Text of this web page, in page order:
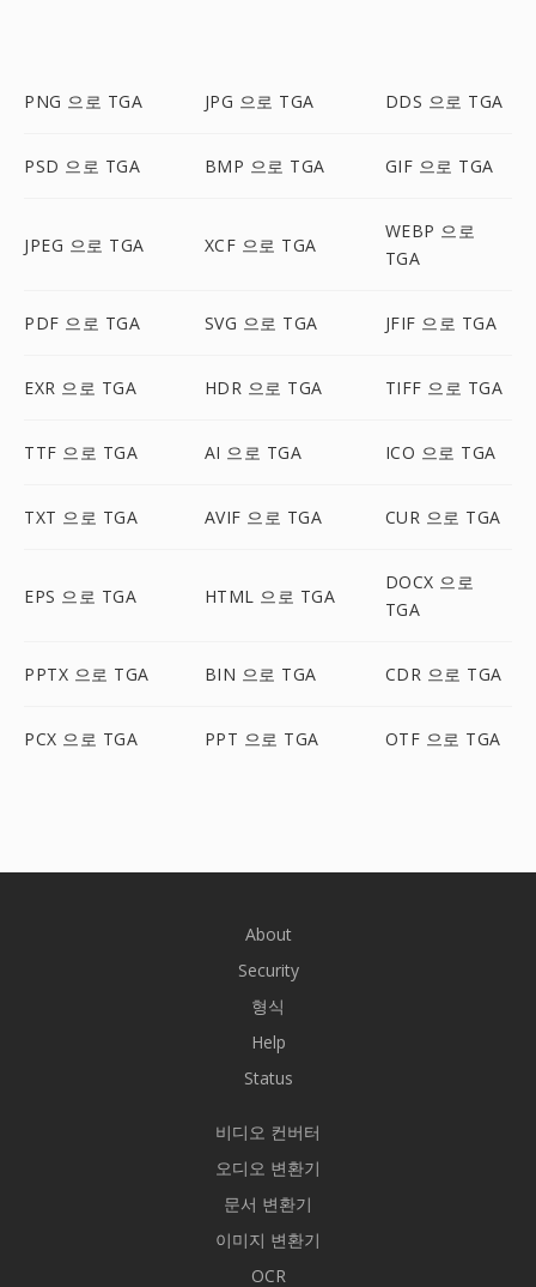
PNG 으로 TGA JPG 으로 TGA DDS 으로 TGA
PSD 으로 TGA BMP 으로 TGA GIF 으로 TGA
JPEG 으로 TGA XCF 으로 TGA
WEBP 으로
TGA
PDF 으로 TGA SVG 으로 TGA JFIF 으로 TGA
EXR 으로 TGA HDR 으로 TGA TIFF 으로 TGA
TTF 으로 TGA AI 으로 TGA ICO 으로 TGA
TXT 으로 TGA AVIF 으로 TGA CUR 으로 TGA
EPS 으로 TGA HTML 으로 TGA
DOCX 으로
TGA
PPTX 으로 TGA BIN 으로 TGA CDR 으로 TGA
PCX 으로 TGA PPT 으로 TGA OTF 으로 TGA
About
Security
형식
Help
Status
비디오 컨버터
오디오 변환기
문서 변환기
이미지 변환기
OCR